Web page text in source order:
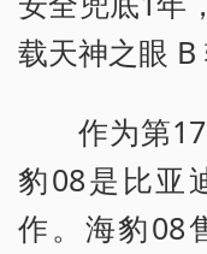
载天神之眼 B
作为第
豹08是比亚
作。海豹08